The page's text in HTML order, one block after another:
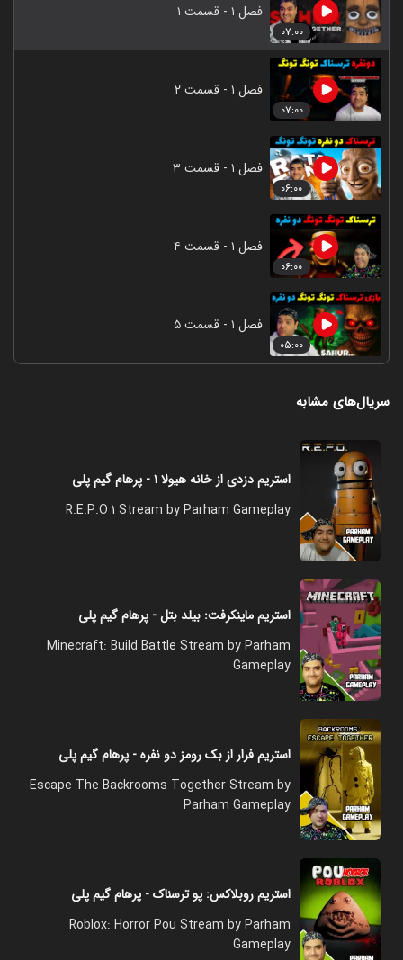
۰۷:۰۰
فصل ۱ - قسمت ۱
۰۷:۰۰
فصل ۱ - قسمت ۲
۰۶:۰۰
فصل ۱ - قسمت ۳
۰۶:۰۰
فصل ۱ - قسمت ۴
۰۵:۰۰
فصل ۱ - قسمت ۵
سریال‌های مشابه
استریم دزدی از خانه هیولا ۱ - پرهام گیم پلی
R.E.P.O 1 Stream by Parham Gameplay
استریم ماینکرفت: بیلد بتل - پرهام گیم پلی
Minecraft: Build Battle Stream by Parham
Gameplay
استریم فرار از بک رومز دو نفره - پرهام گیم پلی
Escape The Backrooms Together Stream by
Parham Gameplay
استریم روبلاکس: پو ترسناک - پرهام گیم پلی
Roblox: Horror Pou Stream by Parham
Gameplay